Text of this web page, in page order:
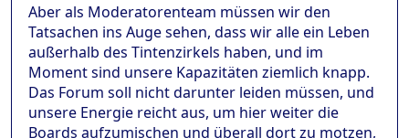
Aber als Moderatorenteam müssen wir den
Tatsachen ins Auge sehen, dass wir alle ein Leben
außerhalb des Tintenzirkels haben, und im
Moment sind unsere Kapazitäten ziemlich knapp.
Das Forum soll nicht darunter leiden müssen, und
unsere Energie reicht aus, um hier weiter die
Boards aufzumischen und überall dort zu motzen,